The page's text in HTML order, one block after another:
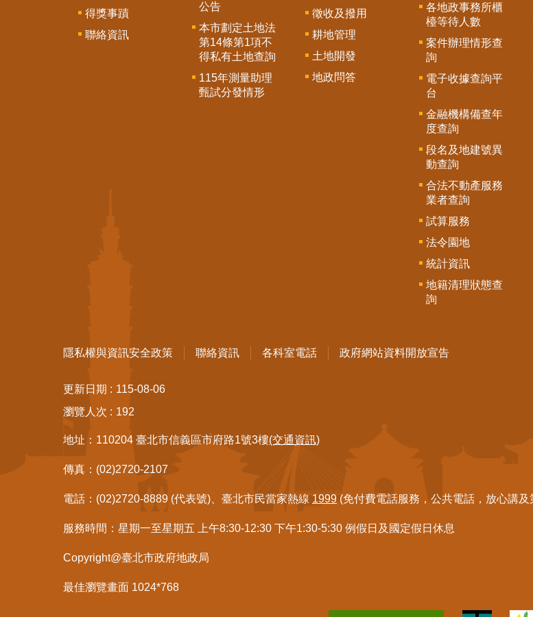
得獎事蹟
聯絡資訊
公告
本市劃定土地法
第14條第1項不
得私有土地查詢
115年測量助理
甄試分發情形
徵收及撥用
耕地管理
土地開發
地政問答
各地政事務所櫃
檯等待人數
案件辦理情形查
詢
電子收據查詢平
台
金融機構備查年
度查詢
段名及地建號異
動查詢
合法不動產服務
業者查詢
試算服務
法令園地
統計資訊
地籍清理狀態查
詢
隱私權與資訊安全政策 聯絡資訊 各科室電話 政府網站資料開放宣告
更新日期
115-08-06
瀏覽人次
192
地址：110204 臺北市信義區市府路1號3樓(交通資訊)
傳真：(02)2720-2107
電話：(02)2720-8889 (代表號)、臺北市民當家熱線 1999 (免付費電話服務，公共電話，放心講
服務時間：星期一至星期五 上午8:30-12:30 下午1:30-5:30 例假日及國定假日休息
Copyright@臺北市政府地政局
最佳瀏覽畫面 1024*768